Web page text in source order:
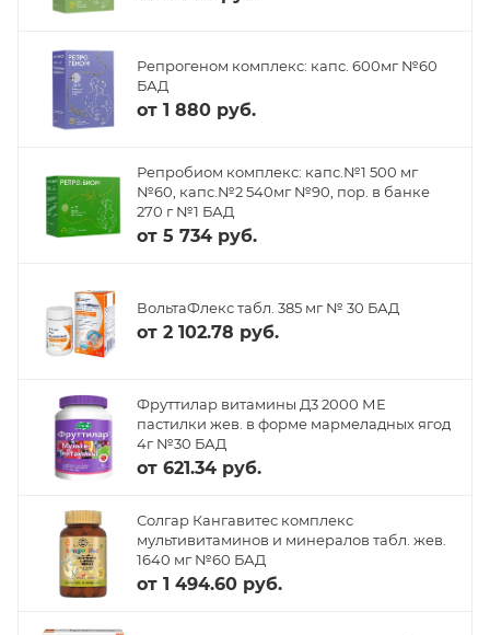
Репрогеном комплекс: капс. 600мг №60
БАД
от 1 880 руб.
Репробиом комплекс: капс.№1 500 мг
№60, капс.№2 540мг №90, пор. в банке
270 г №1 БАД
от 5 734 руб.
ВольтаФлекс табл. 385 мг № 30 БАД
от 2 102.78 руб.
Фруттилар витамины Д3 2000 МЕ
пастилки жев. в форме мармеладных ягод
4г №30 БАД
от 621.34 руб.
Солгар Кангавитес комплекс
мультивитаминов и минералов табл. жев.
1640 мг №60 БАД
от 1 494.60 руб.